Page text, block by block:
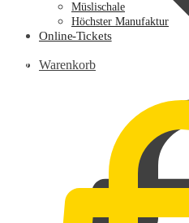
Warenkorb
Müslischale
Höchster Manufaktur
Online-Tickets
0,00